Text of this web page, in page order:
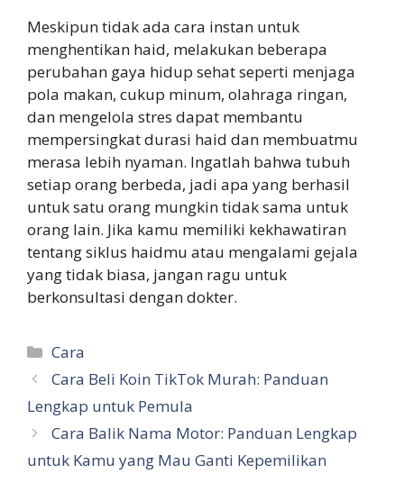
Meskipun tidak ada cara instan untuk
menghentikan haid, melakukan beberapa
perubahan gaya hidup sehat seperti menjaga
pola makan, cukup minum, olahraga ringan,
dan mengelola stres dapat membantu
mempersingkat durasi haid dan membuatmu
merasa lebih nyaman. Ingatlah bahwa tubuh
setiap orang berbeda, jadi apa yang berhasil
untuk satu orang mungkin tidak sama untuk
orang lain. Jika kamu memiliki kekhawatiran
tentang siklus haidmu atau mengalami gejala
yang tidak biasa, jangan ragu untuk
berkonsultasi dengan dokter.
Categories
Cara
Cara Beli Koin TikTok Murah: Panduan
Lengkap untuk Pemula
Cara Balik Nama Motor: Panduan Lengkap
untuk Kamu yang Mau Ganti Kepemilikan